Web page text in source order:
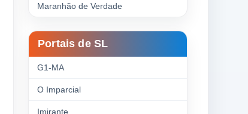
Maranhão de Verdade
Portais de SL
G1-MA
O Imparcial
Imirante